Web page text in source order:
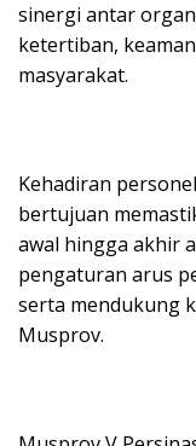
sinergi antar
ketertiban,
masyarakat.
Kehadiran
bertujuan
awal hingga akhir
pengaturan arus
serta mendukung
Musprov.